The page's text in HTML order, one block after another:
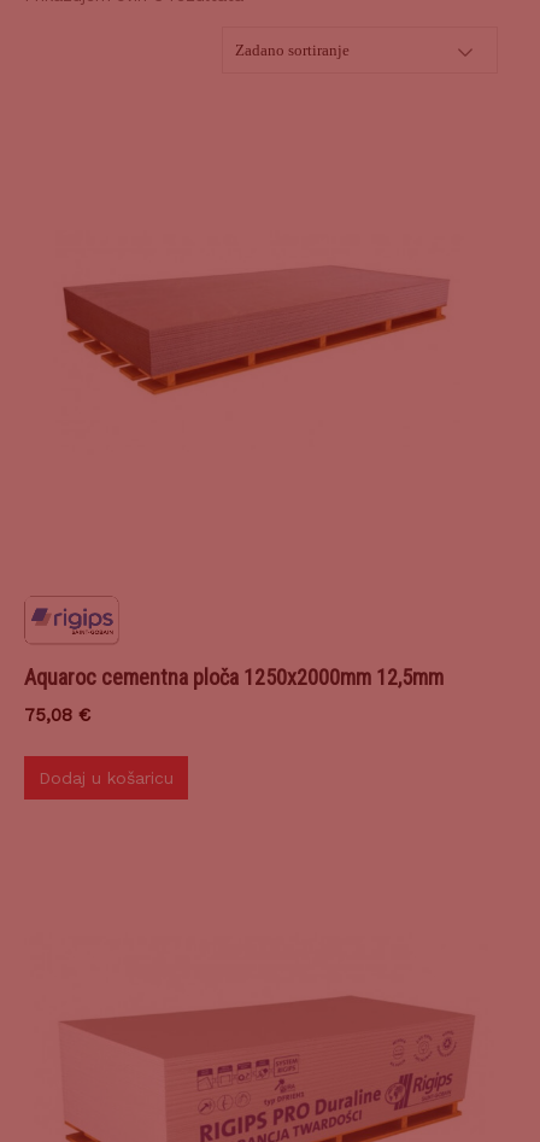
Aquaroc cementna ploča 1250x2000mm 12,5mm
75,08 €
Dodaj u košaricu